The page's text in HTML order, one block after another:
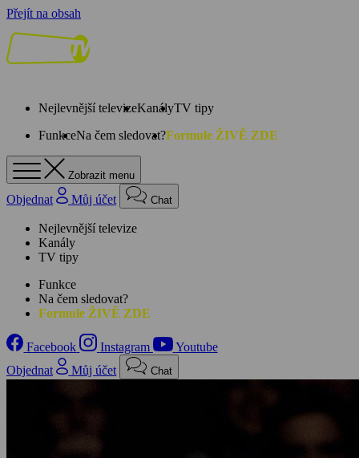
Přejít na obsah
Nejlevnější televizeKanályTV tipy
FunkceNa čem sledovat?Formule ŽIVĚ ZDE
Zobrazit menu
Objednat Můj účet Chat
Nejlevnější televize
Kanály
TV tipy
Funkce
Na čem sledovat?
Formule ŽIVĚ ZDE
Facebook Instagram
Youtube
Objednat
Můj účet Chat